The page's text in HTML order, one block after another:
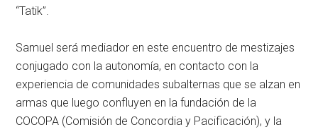
“Tatik”.
Samuel será mediador en este encuentro de mestizajes
conjugado con la autonomía, en contacto con la
experiencia de comunidades subalternas que se alzan en
armas que luego confluyen en la fundación de la
COCOPA (Comisión de Concordia y Pacificación), y la